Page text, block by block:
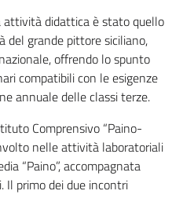
attività didattica è stato quello
del grande pittore siciliano,
offrendo lo spunto
compatibili con le esigenze
annuale delle classi terze.
Comprensivo “Paino-
nelle attività laboratoriali
“Paino”, accompagnata
Il primo dei due incontri